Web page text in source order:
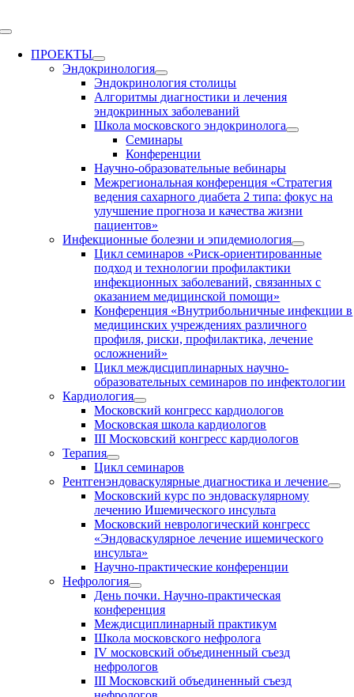
to
Toggle
NavigationПРОЕКТЫ
Эндокринология
Эндокринология столицы
Алгоритмы диагностики и лечения
эндокринных заболеваний
Школа московского эндокринолога
Семинары
Конференции
Научно-образовательные вебинары
Межрегиональная конференция «Стратегия
ведения сахарного диабета 2 типа: фокус на
улучшение прогноза и качества жизни
пациентов»
Инфекционные болезни и эпидемиология
Цикл семинаров «Риск-ориентированные
подход и технологии профилактики
инфекционных заболеваний, связанных с
оказанием медицинской помощи»
Конференция «Внутрибольничные инфекции в
медицинских учреждениях различного
профиля, риски, профилактика, лечение
осложнений»
Цикл междисциплинарных научно-
образовательных семинаров по инфектологии
Кардиология
Московский конгресс кардиологов
Московская школа кардиологов
III Московский конгресс кардиологов
Терапия
Цикл семинаров
Рентгенэндоваскулярные диагностика и лечение
Московский курс по эндоваскулярному
лечению Ишемического инсульта
Московский неврологический конгресс
«Эндоваскулярное лечение ишемического
инсульта»
Научно-практические конференции
Нефрология
День почки. Научно-практическая
конференция
Междисциплинарный практикум
Школа московского нефролога
IV московский объединенный съезд
нефрологов
III Московский объединенный съезд